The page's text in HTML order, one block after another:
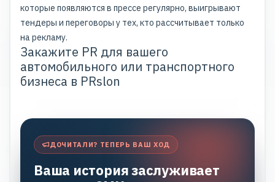
которые появляются в прессе регулярно, выигрывают
тендеры и переговоры у тех, кто рассчитывает только
на рекламу.
Закажите PR для вашего
автомобильного или транспортного
бизнеса в PRslon
ДОЧИТАЛИ? ТЕПЕРЬ ВАШ ХОД
Ваша история заслуживает